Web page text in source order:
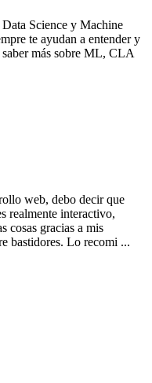
Science y Machine
te ayudan a entender y
saber más sobre ML, CLA
web, debo decir que
realmente interactivo,
cosas gracias a mis
bastidores. Lo recomi ...